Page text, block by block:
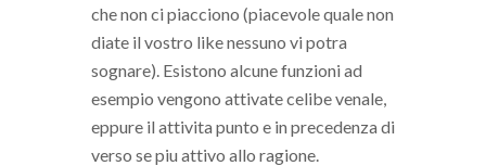
che non ci piacciono (piacevole quale non
diate il vostro like nessuno vi potra
sognare). Esistono alcune funzioni ad
esempio vengono attivate celibe venale,
eppure il attivita punto e in precedenza di
verso se piu attivo allo ragione.